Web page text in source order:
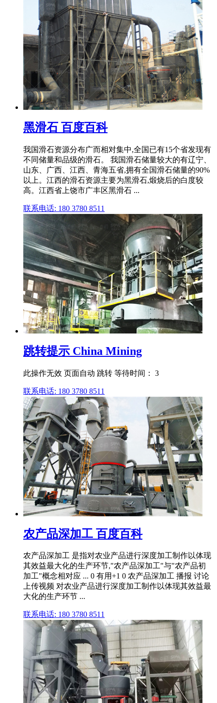
黑滑石 百度百科
我国滑石资源分布广而相对集中,全国已有15个省发现有
不同储量和品级的滑石。 我国滑石储量较大的有辽宁、
山东、广西、江西、青海五省,拥有全国滑石储量的90%
以上。江西的滑石资源主要为黑滑石,煅烧后的白度较
高。江西省上饶市广丰区黑滑石 ...
联系电话: 180 3780 8511
跳转提示 China Mining
此操作无效 页面自动 跳转 等待时间： 3
联系电话: 180 3780 8511
农产品深加工 百度百科
农产品深加工 是指对农业产品进行深度加工制作以体现
其效益最大化的生产环节,"农产品深加工"与"农产品初
加工"概念相对应 ... 0 有用+1 0 农产品深加工 播报 讨论
上传视频 对农业产品进行深度加工制作以体现其效益最
大化的生产环节 ...
联系电话: 180 3780 8511